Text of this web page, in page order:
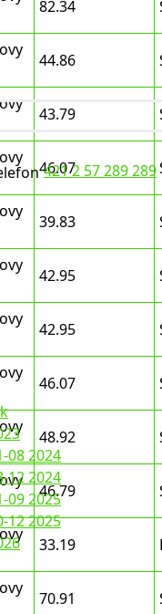
421 2 57 289 289
08 2024
12 2024
09 2025
12 2025
82.34
44.86
43.79
46.07
39.83
42.95
42.95
46.07
48.92
46.79
33.19
70.91